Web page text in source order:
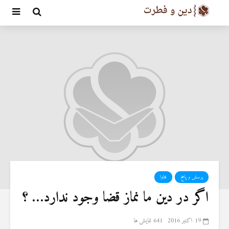
پرسش و پاسخ فتاوا
اگر در دین ما نماز قضا وجود ندارد… ؟
19 اکتبر 2016 641 نمایش ها